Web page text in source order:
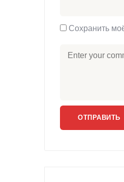
Сохранить